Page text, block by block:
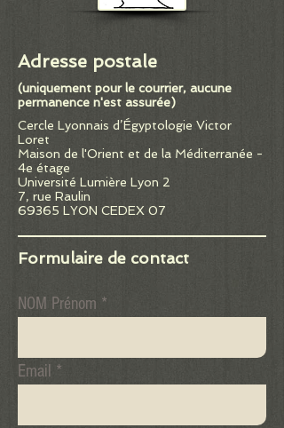
Adresse postale
(uniquement pour le courrier, aucune
permanence n'est assurée)
Cercle Lyonnais d’Égyptologie Victor
Loret
Maison de l'Orient et de la Méditerranée -
4e étage
Université Lumière Lyon 2
7, rue Raulin
69365 LYON CEDEX 07
Formulaire de contact
NOM Prénom
Email